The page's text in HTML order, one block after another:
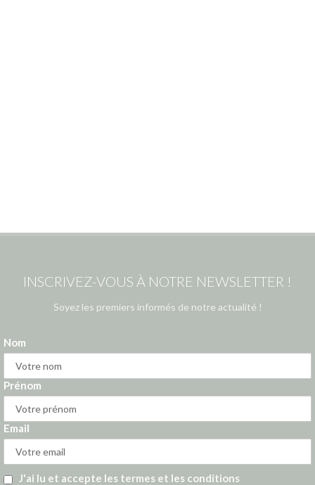
INSCRIVEZ-VOUS À NOTRE NEWSLETTER !
Soyez les premiers informés de notre actualité !
Nom
Prénom
Email
J'ai lu et accepte les termes et les conditions